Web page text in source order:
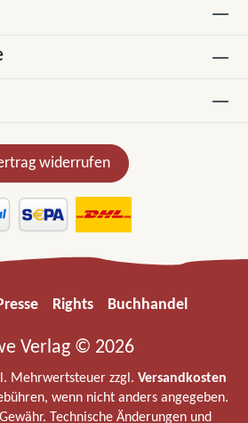
widerrufen
Rights Buchhandel
Verlag © 2026
Mehrwertsteuer zzgl. Versandkosten
wenn nicht anders angegeben.
Technische Änderungen und